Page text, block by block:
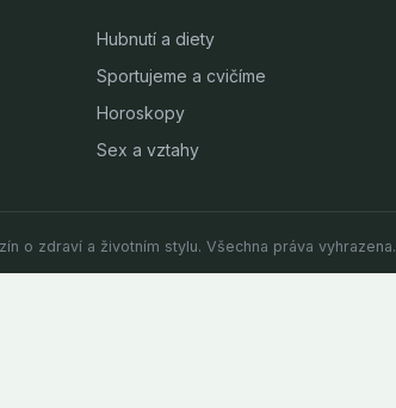
Hubnutí a diety
Sportujeme a cvičíme
Horoskopy
Sex a vztahy
o zdraví a životním stylu. Všechna práva vyhrazena.